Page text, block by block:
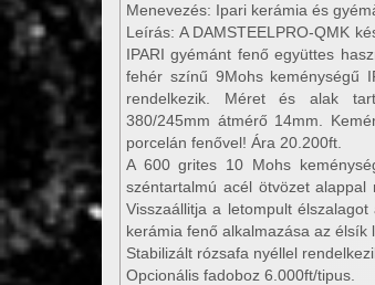
Menevezés: Ipari kerámia és
Leírás: A DAMSTEELPRO-QMK
IPARI gyémánt fenő együttes
fehér színű 9Mohs keménységű
rendelkezik. Méret és alak
380/245mm átmérő 14mm.
porcelán fenővel! Ára 20.200ft.
A 600 grites 10 Mohs
széntartalmú acél ötvözet alappal
Visszaállitja a letompult
kerámia fenő alkalmazása az élsík
Stabilizált rózsafa nyéllel
Opcionális fadoboz 6.000ft/tipus.